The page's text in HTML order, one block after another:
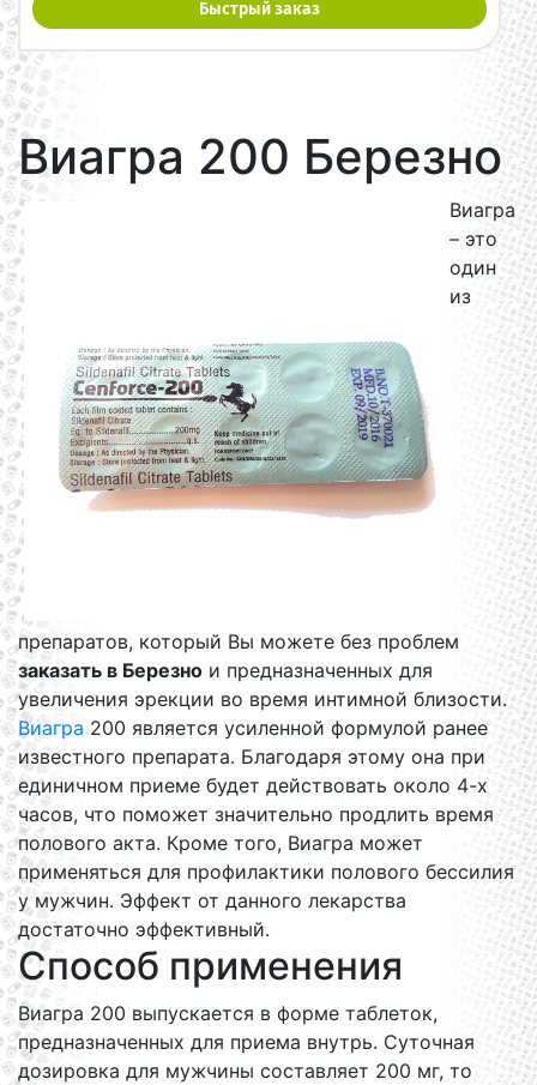
Быстрый заказ
Виагра 200 Березно
Виагра
– это
один
из
препаратов, который Вы можете без проблем
заказать в Березно и предназначенных для
увеличения эрекции во время интимной близости.
Виагра 200 является усиленной формулой ранее
известного препарата. Благодаря этому она при
единичном приеме будет действовать около 4-х
часов, что поможет значительно продлить время
полового акта. Кроме того, Виагра может
применяться для профилактики полового бессилия
у мужчин. Эффект от данного лекарства
достаточно эффективный.
Способ применения
Виагра 200 выпускается в форме таблеток,
предназначенных для приема внутрь. Суточная
дозировка для мужчины составляет 200 мг, то